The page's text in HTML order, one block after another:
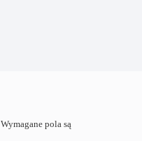
Wymagane pola są